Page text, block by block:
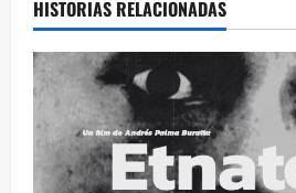
HISTORIAS RELACIONADAS